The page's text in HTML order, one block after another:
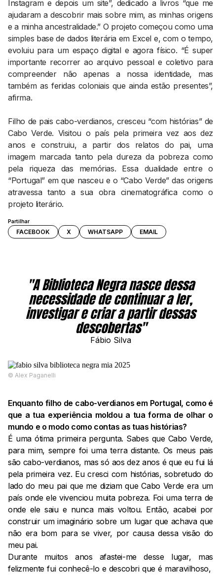
Partilhar
FACEBOOK X WHATSAPP EMAIL
Instagram e depois um site”, dedicado a livros “que me
ajudaram a descobrir mais sobre mim, as minhas origens
e a minha ancestralidade.” O projeto começou como uma
simples base de dados literária em Excel e, com o tempo,
evoluiu para um espaço digital e agora físico. “É super
importante recorrer ao arquivo pessoal e coletivo para
compreender não apenas a nossa identidade, mas
também as feridas coloniais que ainda estão presentes”,
afirma.
Filho de pais cabo-verdianos, cresceu “com histórias” de
Cabo Verde. Visitou o país pela primeira vez aos dez
anos e construiu, a partir dos relatos do pai, uma
imagem marcada tanto pela dureza da pobreza como
pela riqueza das memórias. Essa dualidade entre o
“Portugal” em que nasceu e o “Cabo Verde” das origens
atravessa tanto a sua obra cinematográfica como o
projeto literário.
"A Biblioteca Negra nasce dessa
necessidade de continuar a ler,
investigar e criar a partir dessas
descobertas"
Fábio Silva
©️ Alex Paganelli
Enquanto filho de cabo-verdianos em Portugal, como é
que a tua experiência moldou a tua forma de olhar o
mundo e o modo como contas as tuas histórias?
É uma ótima primeira pergunta. Sabes que Cabo Verde,
para mim, sempre foi uma terra distante. Os meus pais
são cabo-verdianos, mas só aos dez anos é que eu fui lá
pela primeira vez. Eu cresci com histórias, sobretudo do
lado do meu pai que me diziam que Cabo Verde era um
país onde ele vivenciou muita pobreza. Foi uma terra de
onde ele saiu e nunca mais voltou. Então, acabei por
construir um imaginário sobre um lugar que achava que
não era bom para se viver, por causa dessa visão do
meu pai.
Durante muitos anos afastei-me desse lugar, mas
felizmente fui conhecê-lo e descobri que é maravilhoso,